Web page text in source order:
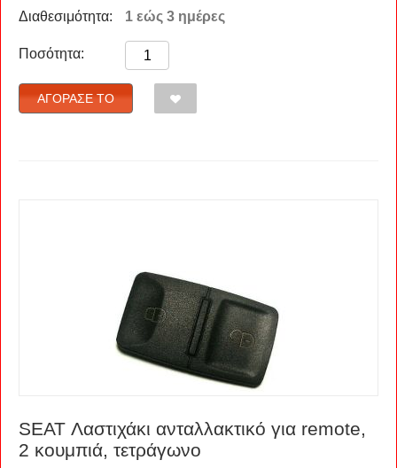
Διαθεσιμότητα:
1 εώς 3 ημέρες
Ποσότητα:
ΑΓΌΡΑΣΈ ΤΟ
SEAT Λαστιχάκι ανταλλακτικό για remote,
2 κουμπιά, τετράγωνο